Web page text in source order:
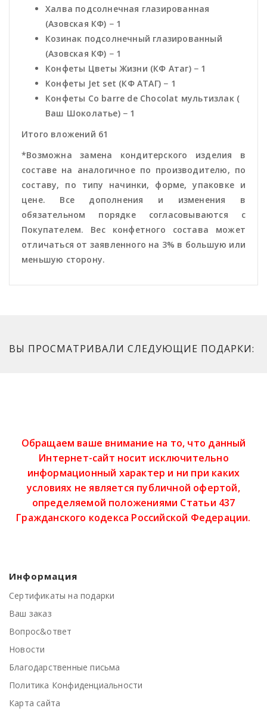
Халва подсолнечная глазированная
(Азовская КФ) − 1
Козинак подсолнечный глазированный
(Азовская КФ) − 1
Конфеты Цветы Жизни (КФ Атаг) − 1
Конфеты Jet set (КФ АТАГ) − 1
Конфеты Co barre de Chocolat мультизлак (
Ваш Шоколатье) − 1
Итого вложений 61
*Возможна замена кондитерского изделия в
составе на аналогичное по производителю, по
составу, по типу начинки, форме, упаковке и
цене. Все дополнения и изменения в
обязательном порядке согласовываются с
Покупателем. Вес конфетного состава может
отличаться от заявленного на 3% в большую или
меньшую сторону.
ВЫ ПРОСМАТРИВАЛИ СЛЕДУЮЩИЕ ПОДАРКИ:
Обращаем ваше внимание на то, что данный
Интернет-сайт носит исключительно
информационный характер и ни при каких
условиях не является публичной офертой,
определяемой положениями Статьи 437
Гражданского кодекса Российской Федерации.
Информация
Сертификаты на подарки
Ваш заказ
Вопрос&ответ
Новости
Благодарственные письма
Политика Конфиденциальности
Карта сайта